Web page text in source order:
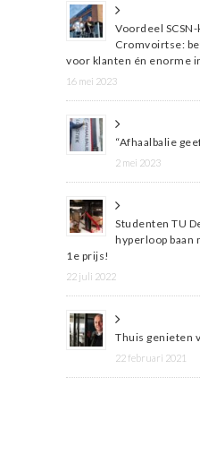
Voordeel
Cromvoirtse:
voor klanten én enorme
16 mei 2023
“Afhaalbalie
2 mei 2023
Studenten TU
hyperloop baan
1e prijs!
22 juli 2022
Thuis genieten
22 februari 2021